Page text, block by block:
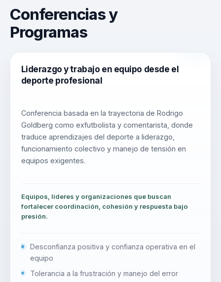
Conferencias y
Programas
Liderazgo y trabajo en equipo desde el
deporte profesional
Conferencia basada en la trayectoria de Rodrigo
Goldberg como exfutbolista y comentarista, donde
traduce aprendizajes del deporte a liderazgo,
funcionamiento colectivo y manejo de tensión en
equipos exigentes.
Equipos, líderes y organizaciones que buscan
fortalecer coordinación, cohesión y respuesta bajo
presión.
Desconfianza positiva y confianza operativa en el
equipo
Tolerancia a la frustración y manejo del error